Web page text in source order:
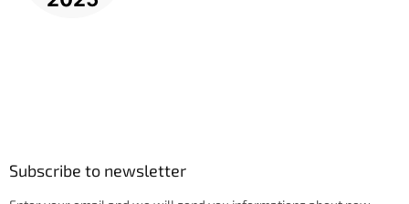
Subscribe to newsletter